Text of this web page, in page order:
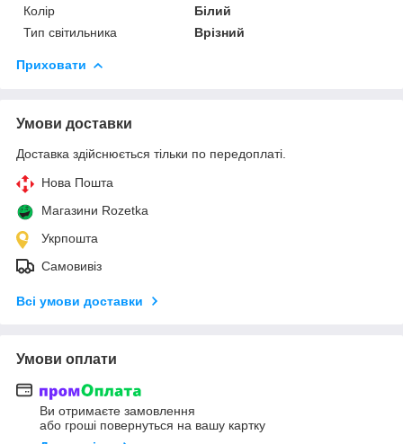
Колір
Білий
Тип світильника
Врізний
Приховати
Умови доставки
Доставка здійснюється тільки по передоплаті.
Нова Пошта
Магазини Rozetka
Укрпошта
Самовивіз
Всі умови доставки
Умови оплати
Ви отримаєте замовлення
або гроші повернуться на вашу картку